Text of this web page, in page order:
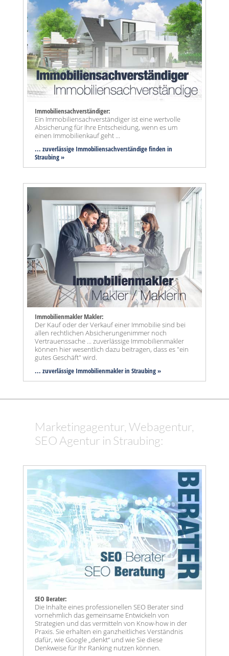
Immobiliensachverständiger:
Ein Immobiliensachverständiger ist eine wertvolle
Absicherung für Ihre Entscheidung, wenn es um
einen Immobilienkauf geht ...
... zuverlässige Immobiliensachverständige finden in
Straubing »
Immobilienmakler Makler:
Der Kauf oder der Verkauf einer Immobilie sind bei
allen rechtlichen Absicherungenimmer noch
Vertrauenssache ... zuverlässige Immobilienmakler
können hier wesentlich dazu beitragen, dass es "ein
gutes Geschäft" wird.
... zuverlässige Immobilienmakler in Straubing »
Marketingagentur, Webagentur,
SEO Agentur in Straubing:
SEO Berater:
Die Inhalte eines professionellen SEO Berater sind
vornehmlich das gemeinsame Entwickeln von
Strategien und das vermitteln von Know-how in der
Praxis. Sie erhalten ein ganzheitliches Verständnis
dafür, wie Google „denkt“ und wie Sie diese
Denkweise für Ihr Ranking nutzen können.